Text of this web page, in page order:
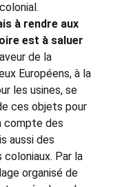
à rendre aux
est à saluer
de la
Européens, à la
les usines, se
ces objets pour
compte des
aussi des
Par la
organisé de